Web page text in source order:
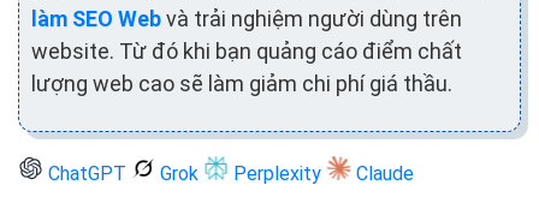
làm SEO Webvà trải nghiệm người dùng trên
website. Từ đó khi bạn quảng cáo điểm chất
lượng web cao sẽ làm giảm chi phí giá thầu.
ChatGPT Grok Perplexity Claude